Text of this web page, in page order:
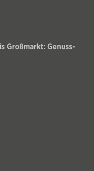
Großmarkt: Genuss-